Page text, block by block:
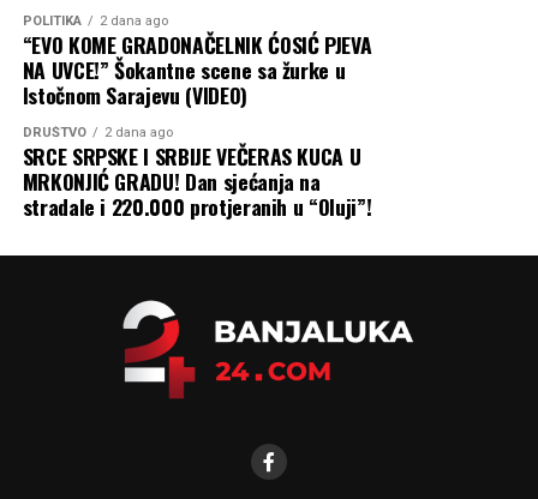
POLITIKA 2 dana ago
“EVO KOME GRADONAČELNIK ĆOSIĆ PJEVA
NA UVCE!” Šokantne scene sa žurke u
Istočnom Sarajevu (VIDEO)
DRUŠTVO 2 dana ago
SRCE SRPSKE I SRBIJE VEČERAS KUCA U
MRKONJIĆ GRADU! Dan sjećanja na
stradale i 220.000 protjeranih u “Oluji”!